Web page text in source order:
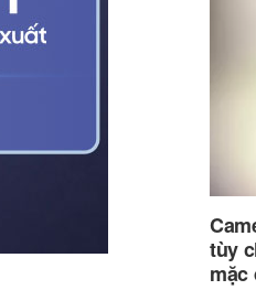
tùy
mặc